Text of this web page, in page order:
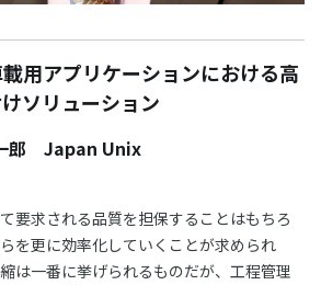
用アプリケーションにおける高
ソリューション
郎 Japan Unix
要求される品質を担保することはもちろ
を更に効率化していくことが求められ
は一番に挙げられるものだが、工程管理